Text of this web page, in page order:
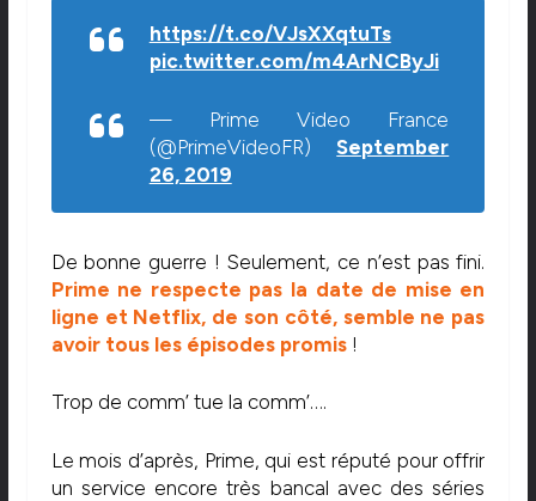
https://t.co/VJsXXqtuTs
pic.twitter.com/m4ArNCByJi
— Prime Video France
(@PrimeVideoFR)September
26, 2019
De bonne guerre ! Seulement, ce n’est pas fini.
Prime ne respecte pas la date de mise en
ligne et Netflix, de son côté, semble ne pas
avoir tous les épisodes promis!
Trop de comm’ tue la comm’….
Le mois d’après, Prime, qui est réputé pour offrir
un service encore très bancal avec des séries